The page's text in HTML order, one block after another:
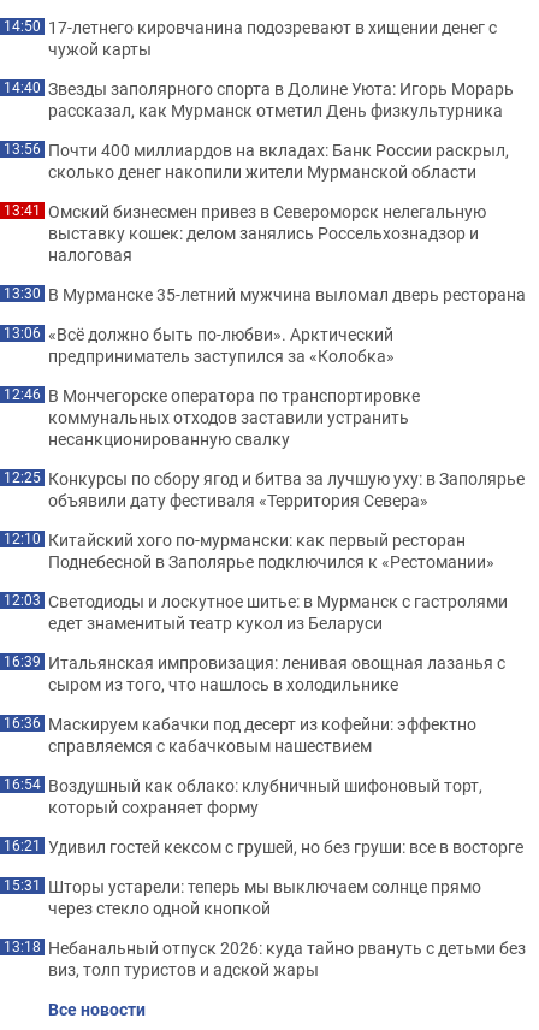
14:50 17-летнего кировчанина подозревают в хищении денег с
чужой карты
14:40 Звезды заполярного спорта в Долине Уюта: Игорь Морарь
рассказал, как Мурманск отметил День физкультурника
13:56 Почти 400 миллиардов на вкладах: Банк России раскрыл,
сколько денег накопили жители Мурманской области
13:41 Омский бизнесмен привез в Североморск нелегальную
выставку кошек: делом занялись Россельхознадзор и
налоговая
13:30 В Мурманске 35-летний мужчина выломал дверь ресторана
13:06 «Всё должно быть по-любви». Арктический
предприниматель заступился за «Колобка»
12:46 В Мончегорске оператора по транспортировке
коммунальных отходов заставили устранить
несанкционированную свалку
12:25 Конкурсы по сбору ягод и битва за лучшую уху: в Заполярье
объявили дату фестиваля «Территория Севера»
12:10 Китайский хого по-мурмански: как первый ресторан
Поднебесной в Заполярье подключился к «Рестомании»
12:03 Светодиоды и лоскутное шитье: в Мурманск с гастролями
едет знаменитый театр кукол из Беларуси
16:39 Итальянская импровизация: ленивая овощная лазанья с
сыром из того, что нашлось в холодильнике
16:36 Маскируем кабачки под десерт из кофейни: эффектно
справляемся с кабачковым нашествием
16:54 Воздушный как облако: клубничный шифоновый торт,
который сохраняет форму
16:21 Удивил гостей кексом с грушей, но без груши: все в восторге
15:31 Шторы устарели: теперь мы выключаем солнце прямо
через стекло одной кнопкой
13:18 Небанальный отпуск 2026: куда тайно рвануть с детьми без
виз, толп туристов и адской жары
Все новости